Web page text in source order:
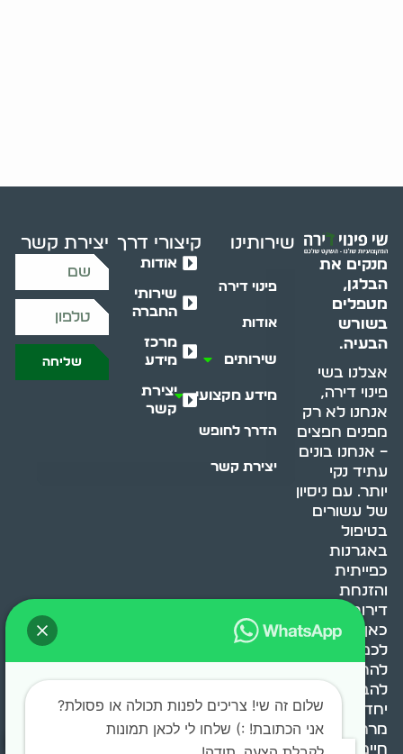
מנקים את
הבלגן,
מטפלים
בשורש
הבעיה.
אצלנו בשי
פינוי דירה,
אנחנו לא רק
מפנים חפצים
– אנחנו בונים
עתיד נקי
יותר. עם ניסיון
של עשורים
בטיפול
באגרנות
כפייתית
והזנחת
דירות, אנחנו
כאן כדי לעזור
לכם
להתמודד,
להבין ולשנות.
יחד, ניצור
מרחב
חיים בריא ומאוזן.
שירותינו
פינוי דירה
אודות
שירותים
מידע מקצועי
הדרך לחופש
יצירת קשר
קיצורי דרך
אודות
שירותי
החברה
מרכז
מידע
יצירת
קשר
יצירת קשר
שליחה
שלום זה שי! צריכים לפנות תכולה או פסולת?
אני הכתובת! :) שלחו לי לכאן תמונות